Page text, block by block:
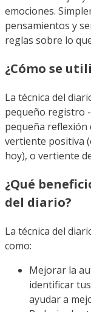
emociones.
pensamientos y
reglas sobre lo
¿Cómo se
La técnica del
pequeño registro
pequeña reflexión
vertiente positiva
hoy), o vertiente
¿Qué
del diario?
La técnica del
como:
Mejorar la
identificar
ayudar a